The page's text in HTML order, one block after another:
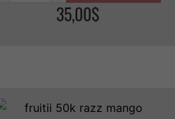
35,00$